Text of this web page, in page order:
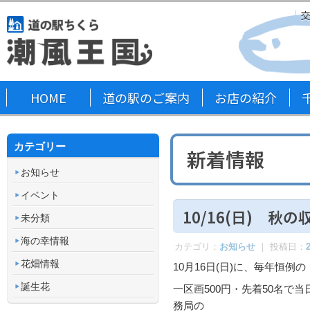
HOME 道の駅のご案内 お店の紹介
新着情報
10/16(日) 秋の
カテゴリ： お知らせ ｜ 投稿日：
10月16日(日)に、毎年恒例
一区画500円・先着50名で
務局の
カテゴリー
お知らせ
イベント
未分類
海の幸情報
花畑情報
誕生花